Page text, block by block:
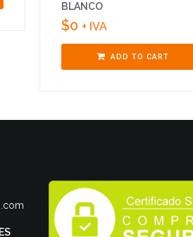
BLANCO
$0 + IVA
ADD TO CART